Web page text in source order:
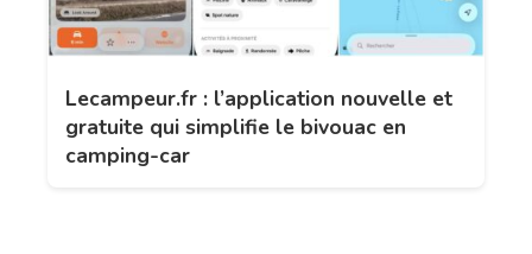
Lecampeur.fr : l’application nouvelle et
gratuite qui simplifie le bivouac en
camping-car